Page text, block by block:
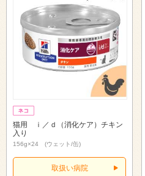
猫用 ｉ／ｄ（消化ケア）チキン
入り
156g×24 (ウェット/缶)
取扱い病院